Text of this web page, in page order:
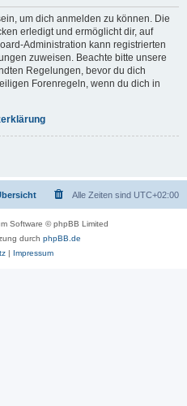
um dich anmelden zu können. Die
erledigt und ermöglicht dir, auf
Administration kann registrierten
zuweisen. Beachte bitte unsere
Regelungen, bevor du dich
Forenregeln, wenn du dich in
Alle Zeiten sind UTC+02:00
Software © phpBB Limited
durch phpBB.de
| Impressum